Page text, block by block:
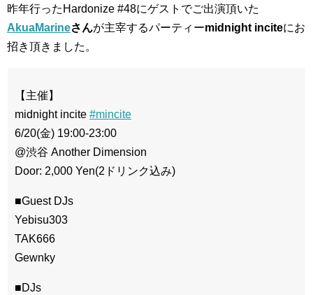
昨年行ったHardonize #48にゲストでご出演頂いた
AkuaMarineさんが主宰するパーティーmidnight inciteにお
招き頂きました。
【主催】
midnight incite #mincite
6/20(金) 19:00-23:00
@渋谷 Another Dimension
Door: 2,000 Yen(2ドリンク込み)
■Guest DJs
Yebisu303
TAK666
Gewnky
■DJs